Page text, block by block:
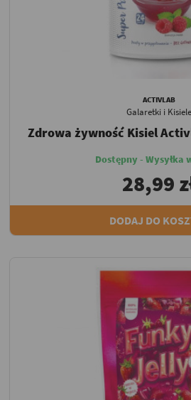
ACTIVLAB
Galaretki i Kisiele
Zdrowa żywność Kisiel
Dostępny - Wysyłka
28,99
DODAJ DO